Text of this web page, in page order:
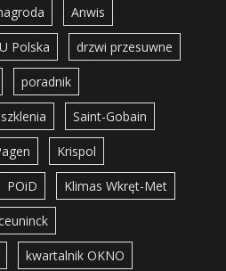
Anwis
Polska drzwi przesuwne
poradnik
Saint-Gobain
Krispol
POiD Klimas Wkręt-Met
kwartalnik OKNO